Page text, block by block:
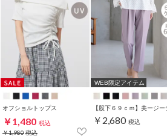
オフショルトップス
￥1,480 税込
￥1,980税込
WEB限定アイテム
￥2,680 税込